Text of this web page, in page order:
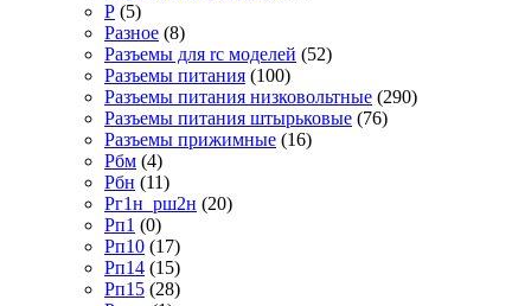
Р (5)
Разное (8)
Разъемы для rc моделей (52)
Разъемы питания (100)
Разъемы питания низковольтные (290)
Разъемы питания штырьковые (76)
Разъемы прижимные (16)
Рбм (4)
Рбн (11)
Рг1н_рш2н (20)
Рп1 (0)
Рп10 (17)
Рп14 (15)
Рп15 (28)